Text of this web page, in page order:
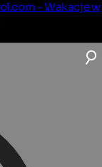
- Wakacje w